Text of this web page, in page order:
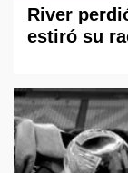
River
estiró su